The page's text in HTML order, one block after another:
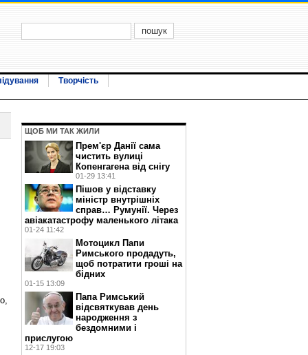
Творчість
ЩОБ МИ ТАК ЖИЛИ
Прем'єр Данії сама
чистить вулиці
Копенгагена від снігу
01-29 13:41
Пішов у відставку
міністр внутрішніх
справ… Румунії. Через
авіакатастрофу маленького літака
01-24 11:42
Мотоцикл Папи
Римського продадуть,
щоб потратити гроші на
бідних
01-15 13:09
Папа Римський
відсвяткував день
народження з
бездомними і
прислугою
12-17 19:03